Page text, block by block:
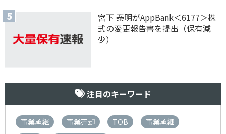
宮下 泰明がAppBank＜6177＞株
式の変更報告書を提出（保有減
少）
注目のキーワード
事業承継 事業売却 TOB
事業承継